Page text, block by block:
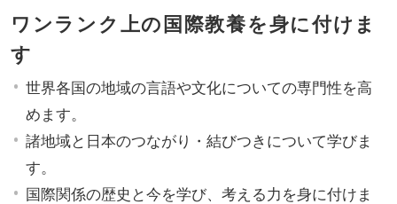
ワンランク上の国際教養を身に付けま
す
世界各国の地域の言語や文化についての専門性を高
めます。
諸地域と日本のつながり・結びつきについて学びま
す。
国際関係の歴史と今を学び、考える力を身に付けま